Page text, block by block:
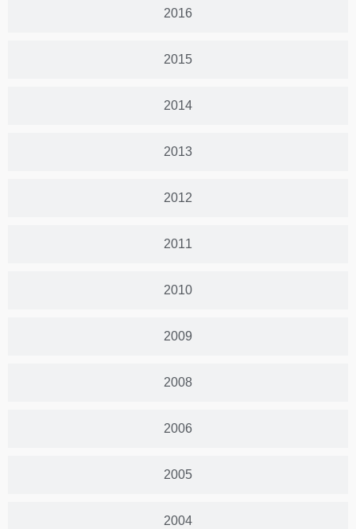
2016
2015
2014
2013
2012
2011
2010
2009
2008
2006
2005
2004